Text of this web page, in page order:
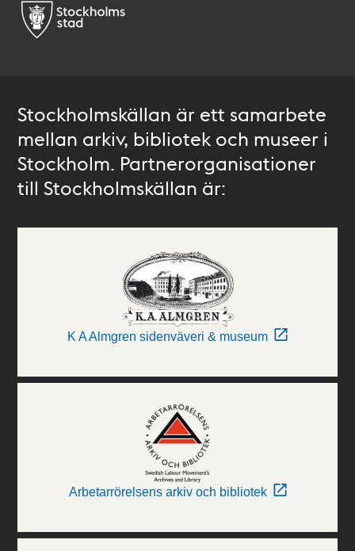
Stockholmskällan är ett samarbete
mellan arkiv, bibliotek och museer i
Stockholm. Partnerorganisationer
till Stockholmskällan är:
K A Almgren sidenväveri & museum
Arbetarrörelsens arkiv och bibliotek